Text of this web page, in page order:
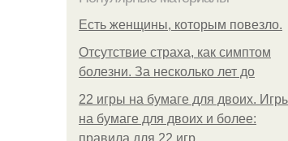
Есть женщины, которым повезло.
Отсутствие страха, как симптом
болезни. За несколько лет до
22 игры на бумаге для двоих.
на бумаге для двоих и более:
правила для 22 игр